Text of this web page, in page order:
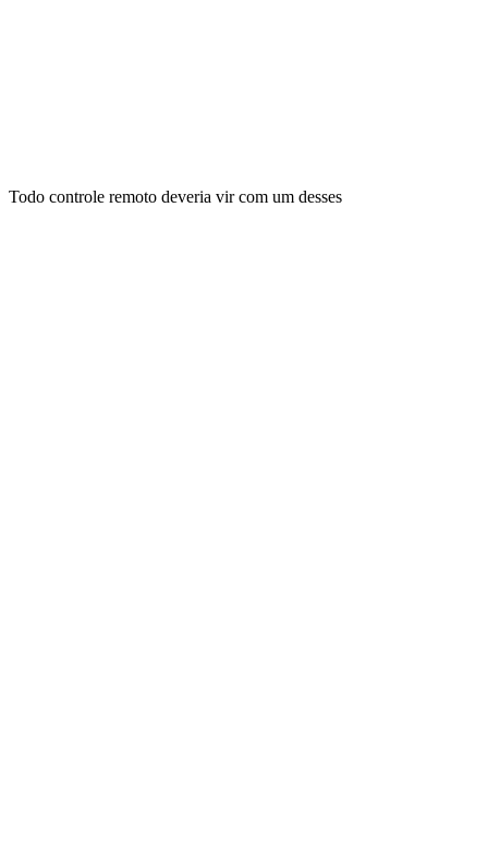
Todo controle remoto deveria vir com um desses